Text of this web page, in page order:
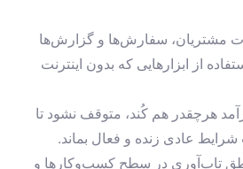
مشتریان، سفارش‌ها و گزارش‌ها
از ابزارهایی که بدون اینترنت
هرچقدر هم کُند، متوقف نشود تا
عادی زنده و فعال بماند.
تاب‌آوری در سطح کسب‌وکارها و